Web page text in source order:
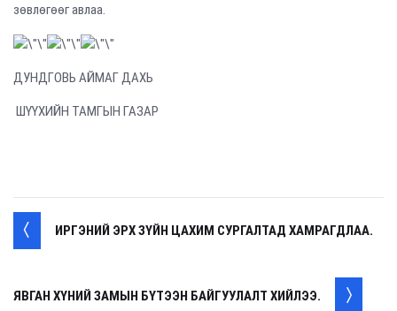
зөвлөгөөг авлаа.
ДУНДГОВЬ АЙМАГ ДАХЬ
ШҮҮХИЙН ТАМГЫН ГАЗАР
ИРГЭНИЙ ЭРХ ЗҮЙН ЦАХИМ СУРГАЛТАД ХАМРАГДЛАА.
ЯВГАН ХҮНИЙ ЗАМЫН БҮТЭЭН БАЙГУУЛАЛТ ХИЙЛЭЭ.